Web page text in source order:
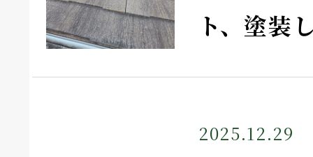
ト、塗装
2025.12.29